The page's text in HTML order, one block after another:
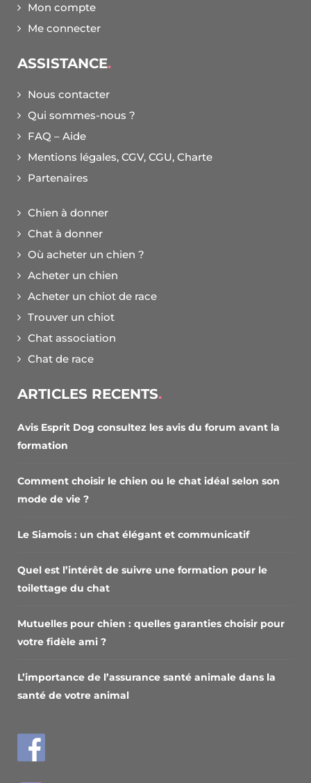
Mon compte
Me connecter
ASSISTANCE
Nous contacter
Qui sommes-nous ?
FAQ – Aide
Mentions légales, CGV, CGU, Charte
Partenaires
Chien à donner
Chat à donner
Où acheter un chien ?
Acheter un chien
Acheter un chiot de race
Trouver un chiot
Chat association
Chat de race
ARTICLES RECENTS
Avis Esprit Dog consultez les avis du forum avant la
formation
Comment choisir le chien ou le chat idéal selon son
mode de vie ?
Le Siamois : un chat élégant et communicatif
Quel est l’intérêt de suivre une formation pour le
toilettage du chat
Mutuelles pour chien : quelles garanties choisir pour
votre fidèle ami ?
L’importance de l’assurance santé animale dans la
santé de votre animal